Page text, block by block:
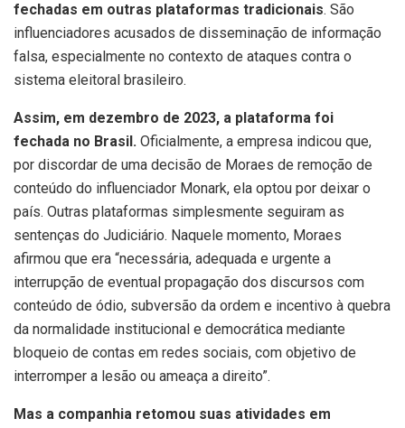
fechadas em outras plataformas tradicionais. São
influenciadores acusados de disseminação de informação
falsa, especialmente no contexto de ataques contra o
sistema eleitoral brasileiro.
Assim, em dezembro de 2023, a plataforma foi
fechada no Brasil. Oficialmente, a empresa indicou que,
por discordar de uma decisão de Moraes de remoção de
conteúdo do influenciador Monark, ela optou por deixar o
país. Outras plataformas simplesmente seguiram as
sentenças do Judiciário. Naquele momento, Moraes
afirmou que era “necessária, adequada e urgente a
interrupção de eventual propagação dos discursos com
conteúdo de ódio, subversão da ordem e incentivo à quebra
da normalidade institucional e democrática mediante
bloqueio de contas em redes sociais, com objetivo de
interromper a lesão ou ameaça a direito”.
Mas a companhia retomou suas atividades em